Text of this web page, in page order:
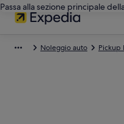
Passa alla sezione principale
Noleggio auto Pickup